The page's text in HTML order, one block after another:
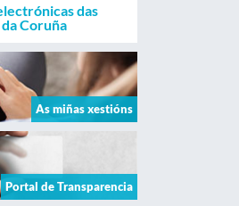
das
da Coruña
As miñas xestións
Portal de Transparencia